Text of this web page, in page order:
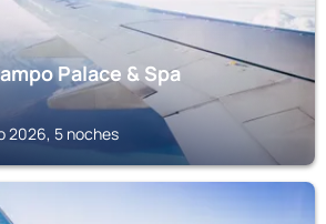
Palace & Spa
2026, 5 noches